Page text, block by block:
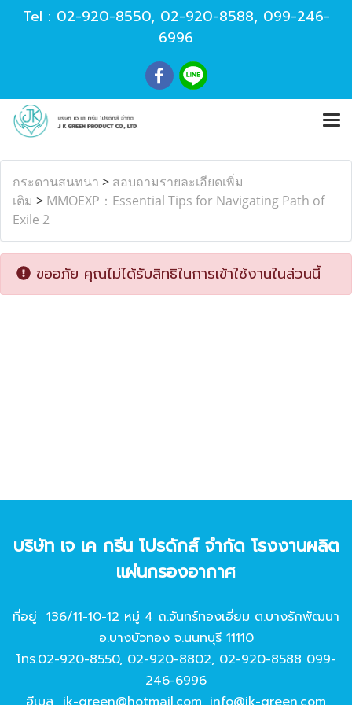
Tel : 02-920-8550, 02-920-8588, 099-246-
6996
กระดานสนทนา > สอบถามรายละเอียดเพิ่ม
เติม > MMOEXP：Essential Tips for Navigating Path of
Exile 2
ขออภัย คุณไม่ได้รับสิทธิในการเข้าใช้งานในส่วนนี้
บริษัท เจ เค กรีน โปรดักส์ จํากัด โรงงานผลิต
แผ่นกรองอากาศ
ที่อยู่ 136/11-10-12 หมู่ 4 ถ.จันทร์ทองเอี่ยม ต.บางรักพัฒนา
อ.บางบัวทอง จ.นนทบุรี 11110
โทร.02-920-8550, 02-920-8802, 02-920-8588 099-
246-6996